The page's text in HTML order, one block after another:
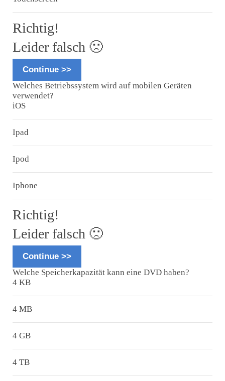
Richtig!
Leider falsch 🙁
Continue >>
Welches Betriebssystem wird auf mobilen Geräten
verwendet?
iOS
Ipad
Ipod
Iphone
Richtig!
Leider falsch 🙁
Continue >>
Welche Speicherkapazität kann eine DVD haben?
4 KB
4 MB
4 GB
4 TB